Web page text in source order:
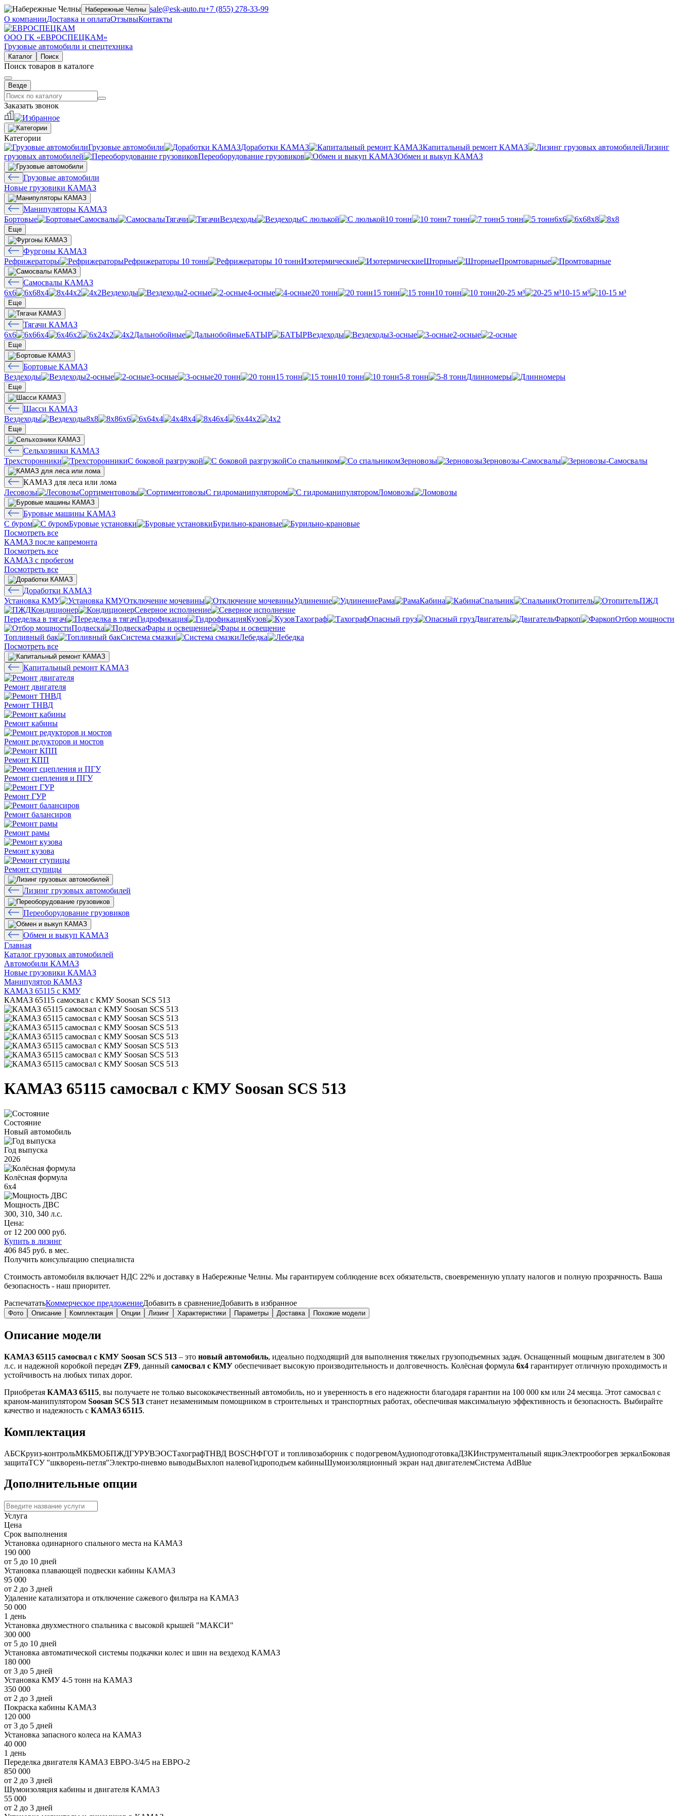
Набережные Челны sale@esk-auto.ru+7 (855) 278-33-99
О компанииДоставка и оплатаОтзывыКонтакты
ООО ГК «ЕВРОСПЕЦКАМ»
Грузовые автомобили и спецтехника
Каталог Поиск
Поиск товаров в каталоге
Везде
Заказать звонок
Категории
Грузовые автомобили
Доработки КАМАЗ Капитальный ремонт КАМАЗ
Лизинг
грузовых автомобилей
Переоборудование грузовиков Обмен и выкуп КАМАЗ
Грузовые автомобили
Новые грузовики КАМАЗ
Манипуляторы КАМАЗ
Бортовые
Самосвалы Тягачи Вездеходы С люлькой 10 тонн 7 тонн 5 тонн 6х6 8х8
Еще
Фургоны КАМАЗ
Рефрижераторы
Рефрижераторы 10 тонн Изотермические Шторные Промтоварные
Самосвалы КАМАЗ
6х6
8х4 4х2 Вездеходы 2-осные 4-осные 20 тонн 15 тонн 10 тонн 20-25 м³ 10-15 м³
Еще
Тягачи КАМАЗ
6х6
6х4 6х2 4х2 Дальнобойные БАТЫР Вездеходы 3-осные 2-осные
Еще
Бортовые КАМАЗ
Вездеходы
2-осные 3-осные 20 тонн 15 тонн 10 тонн 5-8 тонн Длинномеры
Еще
Шасси КАМАЗ
Вездеходы
8х8 6х6 4х4 8х4 6х4 4х2
Еще
Сельхозники КАМАЗ
Трехсторонники
С боковой разгрузкой Со спальником Зерновозы Зерновозы-Самосвалы
КАМАЗ для леса или лома
Лесовозы
Сортиментовозы С гидроманипулятором Ломовозы
Буровые машины КАМАЗ
С буром
Буровые установки
Бурильно-крановые
Посмотреть все
КАМАЗ после капремонта
Посмотреть все
КАМАЗ с пробегом
Посмотреть все
Доработки КАМАЗ
Установка КМУ
Отключение мочевины Удлинение Рама Кабина Спальник Отопитель
ПЖД
Кондиционер
Северное исполнение
Переделка в тягач
Гидрофикация Кузов Тахограф Опасный груз Двигатель Фаркоп
Отбор мощности
Подвеска
Фары и освещение
Топливный бак
Система смазки
Лебедка
Посмотреть все
Капитальный ремонт КАМАЗ
Ремонт двигателя
Ремонт ТНВД
Ремонт кабины
Ремонт редукторов и мостов
Ремонт КПП
Ремонт сцепления и ПГУ
Ремонт ГУР
Ремонт балансиров
Ремонт рамы
Ремонт кузова
Ремонт ступицы
Лизинг грузовых автомобилей
Переоборудование грузовиков
Обмен и выкуп КАМАЗ
Главная
Каталог грузовых автомобилей
Автомобили КАМАЗ
Новые грузовики КАМАЗ
Манипулятор КАМАЗ
КАМАЗ 65115 с КМУ
КАМАЗ 65115 самосвал с КМУ Soosan SCS 513
КАМАЗ 65115 самосвал с КМУ Soosan SCS 513
Состояние
Новый автомобиль
Год выпуска
2026
Колёсная формула
6х4
Мощность ДВС
300, 310, 340 л.с.
Цена:
от 12 200 000 руб.
Купить в лизинг
406 845 руб. в мес.
Получить консультацию специалиста
Стоимость автомобиля включает НДС 22% и доставку в Набережные Челны. Мы гарантируем соблюдение всех обязательств, своевременную уплату налогов и полную прозрачность. Ваша
безопасность - наш приоритет.
РаспечататьКоммерческое предложениеДобавить в сравнениеДобавить в избранное
Фото Описание Комплектация Опции Лизинг Характеристики Параметры Доставка Похожие модели
Описание модели
КАМАЗ 65115 самосвал с КМУ Soosan SCS 513 – это новый автомобиль, идеально подходящий для выполнения тяжелых грузоподъемных задач. Оснащенный мощным двигателем в 300
л.с. и надежной коробкой передач ZF9, данный самосвал с КМУ обеспечивает высокую производительность и долговечность. Колёсная формула 6х4 гарантирует отличную проходимость и
устойчивость на любых типах дорог.
Приобретая КАМАЗ 65115, вы получаете не только высококачественный автомобиль, но и уверенность в его надежности благодаря гарантии на 100 000 км или 24 месяца. Этот самосвал с
краном-манипулятором Soosan SCS 513 станет незаменимым помощником в строительных и транспортных работах, обеспечивая максимальную эффективность и безопасность. Выбирайте
качество и надежность с КАМАЗ 65115.
Комплектация
АБСКруиз-контрольМКБМОБПЖДГУРУВЭОСТахографТНВД BOSCHФГОТ и топливозаборник с подогревомАудиоподготовкаДЗКИнструментальный ящикЭлектрообогрев зеркалБоковая
защитаТСУ "шкворень-петля"Электро-пневмо выводыВыхлоп налевоГидроподъем кабиныШумоизоляционный экран над двигателемСистема AdBlue
Дополнительные опции
Услуга
Цена
Срок выполнения
Установка одинарного спального места на КАМАЗ
190 000
от 5 до 10 дней
Установка плавающей подвески кабины КАМАЗ
95 000
от 2 до 3 дней
Удаление катализатора и отключение сажевого фильтра на КАМАЗ
50 000
1 день
Установка двухместного спальника с высокой крышей "МАКСИ"
300 000
от 5 до 10 дней
Установка автоматической системы подкачки колес и шин на вездеход КАМАЗ
180 000
от 3 до 5 дней
Установка КМУ 4-5 тонн на КАМАЗ
350 000
от 2 до 3 дней
Покраска кабины КАМАЗ
120 000
от 3 до 5 дней
Установка запасного колеса на КАМАЗ
40 000
1 день
Переделка двигателя КАМАЗ ЕВРО-3/4/5 на ЕВРО-2
850 000
от 2 до 3 дней
Шумоизоляция кабины и двигателя КАМАЗ
55 000
от 2 до 3 дней